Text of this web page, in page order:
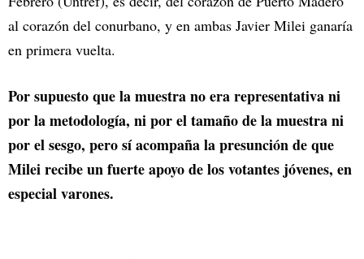
al corazón del conurbano, y en ambas Javier Milei ganaría
en primera vuelta.
Por supuesto que la muestra no era representativa ni
por la metodología, ni por el tamaño de la muestra ni
por el sesgo, pero sí acompaña la presunción de que
Milei recibe un fuerte apoyo de los votantes jóvenes, en
especial varones.